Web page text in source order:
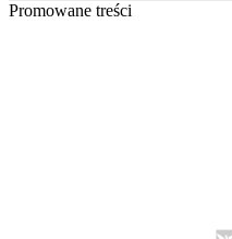
Promowane treści